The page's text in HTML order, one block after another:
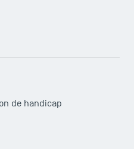
de handicap